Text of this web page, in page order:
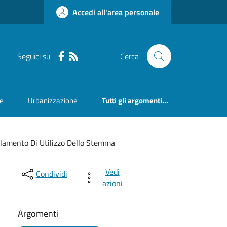
Accedi all'area personale
Seguici su Cerca
Urbanizzazione Tutti gli argomenti...
Di Utilizzo Dello Stemma
Condividi
Vedi
azioni
Argomenti